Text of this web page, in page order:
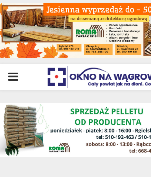
PRIMARY
MENU